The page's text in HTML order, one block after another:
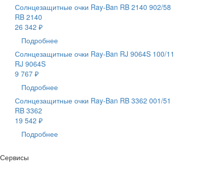
Солнцезащитные очки Ray-Ban RB 2140 902/58
RB 2140
26 342 ₽
Подробнее
Солнцезащитные очки Ray-Ban RJ 9064S 100/11
RJ 9064S
9 767 ₽
Подробнее
Солнцезащитные очки Ray-Ban RB 3362 001/51
RB 3362
19 542 ₽
Подробнее
Сервисы